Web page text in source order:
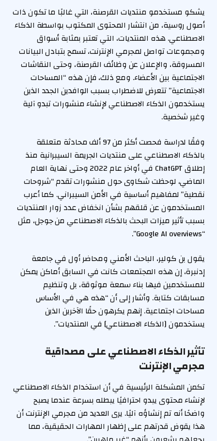
يشكو مستخدمو منتديات القرصنة، التي غالبًا ما تكون ذات
أصول روسية، من انتشار المحتوى المكتوب بواسطة الذكاء
الاصطناعي. هذه المنتديات، التي تعتبر بمثابة أسواق
ومجموعات تواصل لمجرمي الإنترنت، تسمح بتبادل البيانات
المسروقة، والإعلان عن وظائف القرصنة، وحتى النقاشات
الاجتماعية بين الأعضاء. ومع ذلك، فإن هذه “المساحات
الاجتماعية” تتعرض للاضطراب بسبب الوافدين الجدد الذين
يستخدمون الذكاء الاصطناعي لإنشاء منشورات تبدو آلية
وغير شخصية.
وفقًا لدراسة فحصت أكثر من 97 ألف محادثة متعلقة
بالذكاء الاصطناعي على منتديات الجريمة السيبرانية منذ
إطلاق ChatGPT في أواخر عام 2022 وحتى نهاية العام
الماضي، لوحظت شكاوى حول منشورات تقدم “شروحات
نقطية” لمفاهيم أساسية في الأمن السيبراني. كما أعرب
المستخدمون عن قلقهم بشأن انخفاض عدد زوار المنتديات
بسبب تأثير ميزات البحث بالذكاء الاصطناعي من جوجل، مثل
“Google AI overviews”.
يقول بن كولير، الباحث الأمني ​​ومحاضر أول في جامعة
إدنبرة، إن هذه المجتمعات كانت في السابق أماكن يمكن
للمستخدمين فيها بناء سمعة موثوقة، بل وتنظيم
مسابقات كتابة. وأشار إلى أن “هذه هي في الأساس
مساحات اجتماعية. إنهم يكرهون حقًا الآخرين الذين
يستخدمون [الذكاء الاصطناعي] في المنتديات”.
تأثير الذكاء الاصطناعي على مصداقية
مجرمي الإنترنت
تكمن المشكلة الرئيسية في أن استخدام الذكاء الاصطناعي
لإنشاء محتوى يبدو احترافيًا يبطله بسرعة عندما يصبح
واضحًا أنه تم إنشاؤه آليًا. يرى العديد من مجرمي الإنترنت أن
هذا يقوض قدرتهم على إظهار المهارات الحقيقية، مما